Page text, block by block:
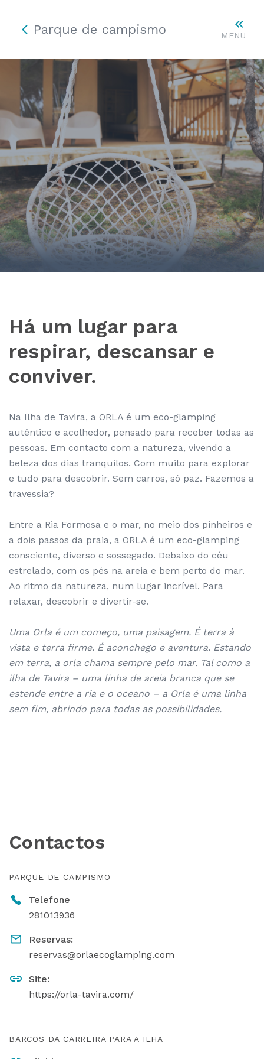
MENU
Parque de campismo
Há um lugar para
respirar, descansar e
conviver.
Na Ilha de Tavira, a ORLA é um eco-glamping
autêntico e acolhedor, pensado para receber todas as
pessoas. Em contacto com a natureza, vivendo a
beleza dos dias tranquilos. Com muito para explorar
e tudo para descobrir. Sem carros, só paz. Fazemos a
travessia?
Entre a Ria Formosa e o mar, no meio dos pinheiros e
a dois passos da praia, a ORLA é um eco-glamping
consciente, diverso e sossegado. Debaixo do céu
estrelado, com os pés na areia e bem perto do mar.
Ao ritmo da natureza, num lugar incrível. Para
relaxar, descobrir e divertir-se.
Uma Orla é um começo, uma paisagem. É terra à
vista e terra firme. É aconchego e aventura. Estando
em terra, a orla chama sempre pelo mar. Tal como a
ilha de Tavira – uma linha de areia branca que se
estende entre a ria e o oceano – a Orla é uma linha
sem fim, abrindo para todas as possibilidades.
Contactos
PARQUE DE CAMPISMO
Telefone
281013936
Reservas:
reservas@orlaecoglamping.com
Site:
https://orla-tavira.com/
BARCOS DA CARREIRA PARA A ILHA